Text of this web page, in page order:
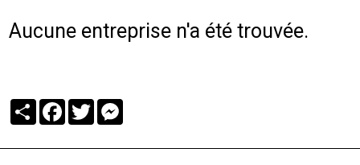
Aucune entreprise n'a été trouvée.
PartagerFacebook
Twitter